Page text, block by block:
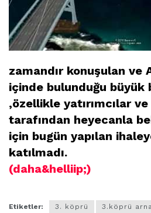
zamandır konuşulan ve
içinde bulunduğu büyük
,özellikle yatırımcılar
tarafından heyecanla
için bugün yapılan
katılmadı.
(daha&helliip;)
Etiketler: 3. köprü 3.köprü